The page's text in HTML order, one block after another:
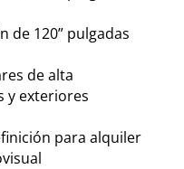
de 120” pulgadas
de alta
y exteriores
para alquiler